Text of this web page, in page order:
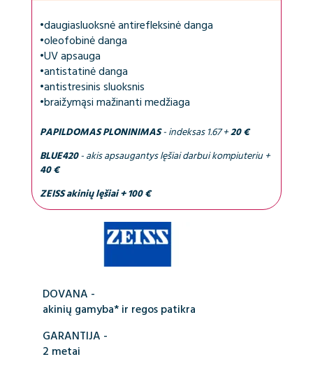
•daugiasluoksnė antirefleksinė danga
•oleofobinė danga
•UV apsauga
•antistatinė danga
•antistresinis sluoksnis
•braižymąsi mažinanti medžiaga
PAPILDOMAS PLONINIMAS- indeksas 1.67 +20 €
BLUE420- akis apsaugantys lęšiai darbui kompiuteriu +
40 €
ZEISS akinių lęšiai + 100 €
DOVANA -
akinių gamyba* ir regos patikra
GARANTIJA -
2 metai